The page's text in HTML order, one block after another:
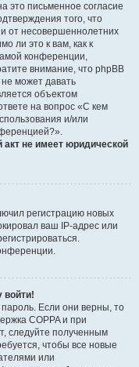
это письменное согласие
того, что
от несовершеннолетних
ли это к вам, как к
конференции,
внимание, что phpBB
может давать
объектом
на вопрос «С кем
и/или
не имеет юридической
регистрацию новых
ваш IP-адрес или
войти!
Если они верны, то
COPPA и при
следуйте полученным
чтобы все новые
или